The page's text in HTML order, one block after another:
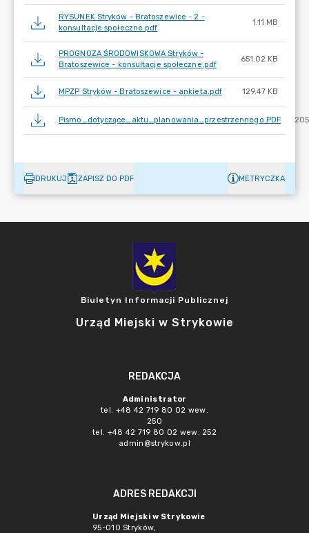
RYSUNEK Stryków - Bratoszewice - 2 -
konsultacje społeczne.pdf
1.11 MB
PROGNOZA ŚRODOWISKOWA Stryków -
Bratoszewice - konsultacje społeczne.pdf
651.02 KB
MPZP Stryków - Bratoszewice - ankieta.pdf 129.47 KB
Pismo_dotyczące_aktu_planowania_przestrzennego.PDF
DRUKUJ ZAPISZ DO PDF METRYCZKA
Biuletyn Informacji Publicznej
Urząd Miejski w Strykowie
REDAKCJA
Administrator
tel. +48 42 719 80 02 wew.
250
tel. +48 42 719 80 02 wew. 252
admin@strykow.pl
ADRES REDAKCJI
Urząd Miejski w Strykowie
95-010 Stryków,